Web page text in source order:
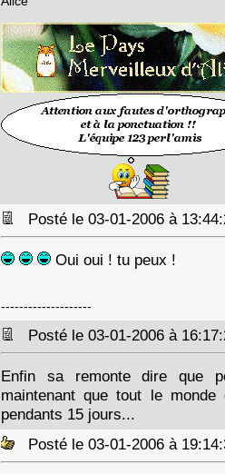
Posté le 03-01-2006 à
Oui oui ! tu peux !
--------------------
Posté le 03-01-2006 à
Enfin sa remonte dire que
maintenant que tout le
pendants 15 jours...
Posté le 03-01-2006 à